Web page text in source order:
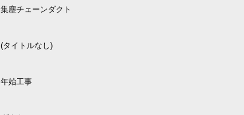
集塵チェーンダクト
(タイトルなし)
年始工事